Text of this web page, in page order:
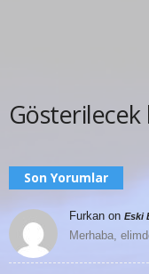
Son Yorumlar
Furkan on Eski
Merhaba,